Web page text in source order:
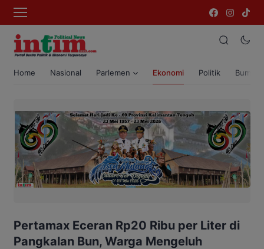
Home Nasional Parlemen Ekonomi Politik Bumi
Pertamax Eceran Rp20 Ribu per Liter di
Pangkalan Bun, Warga Mengeluh